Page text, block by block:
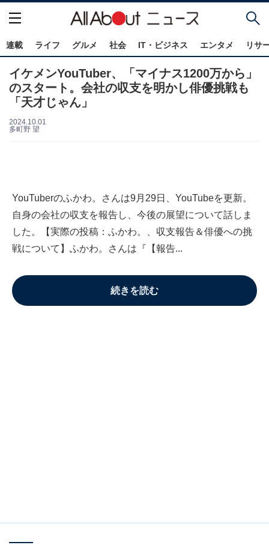
連載 ライフ グルメ 社会 IT・ビジネス エンタメ リサ
イケメンYouTuber、「マイナス1200万から」
のスタート。会社の収支を明かし俳優挑戦も
「天才じゃん」
2024.10.01
多町野 望
YouTuberのふかわ。さんは9月29日、YouTubeを更新。
自身の会社の収支を報告し、今後の展望について話しま
した。【実際の投稿：ふかわ。、収支報告＆俳優への挑
戦について】ふかわ。さんは『【報告...
続きを読む